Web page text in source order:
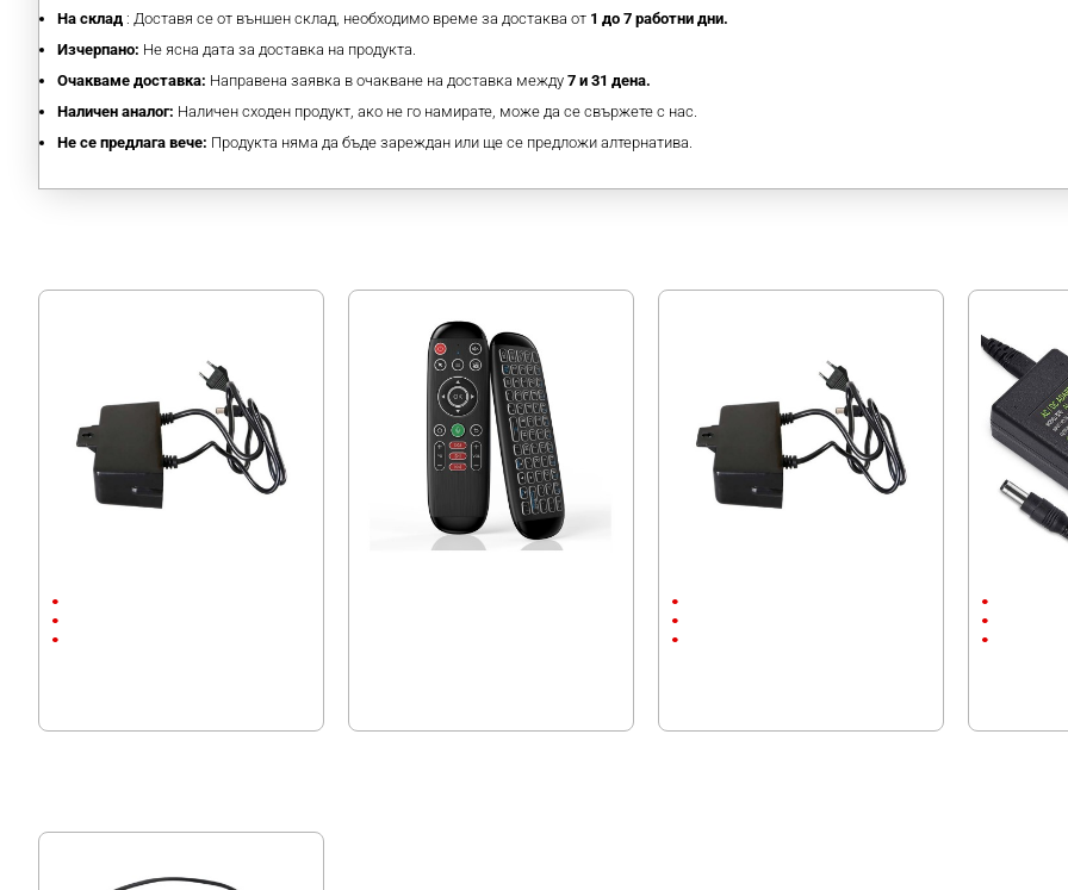
На склад : Доставя се от външен склад, необходимо време за достаква от 1 до 7 работни дни.
Изчерпано: Не ясна дата за доставка на продукта.
Очакваме доставка: Направена заявка в очакване на доставка между 7 и 31 дена.
Наличен аналог: Наличен сходен продукт, ако не го намирате, може да се свържете с нас.
Не се предлага вече: Продукта няма да бъде зареждан или ще се предложи алтернатива.